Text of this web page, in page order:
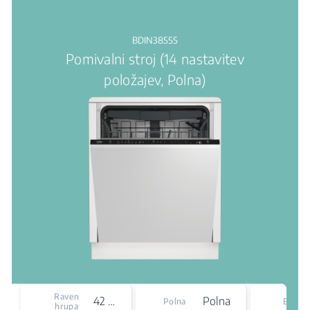
BDIN38555
Pomivalni stroj (14 nastavitev
položajev, Polna)
Raven
hrupa
42 dBA Polna Polna